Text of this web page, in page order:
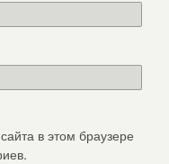
в этом браузере